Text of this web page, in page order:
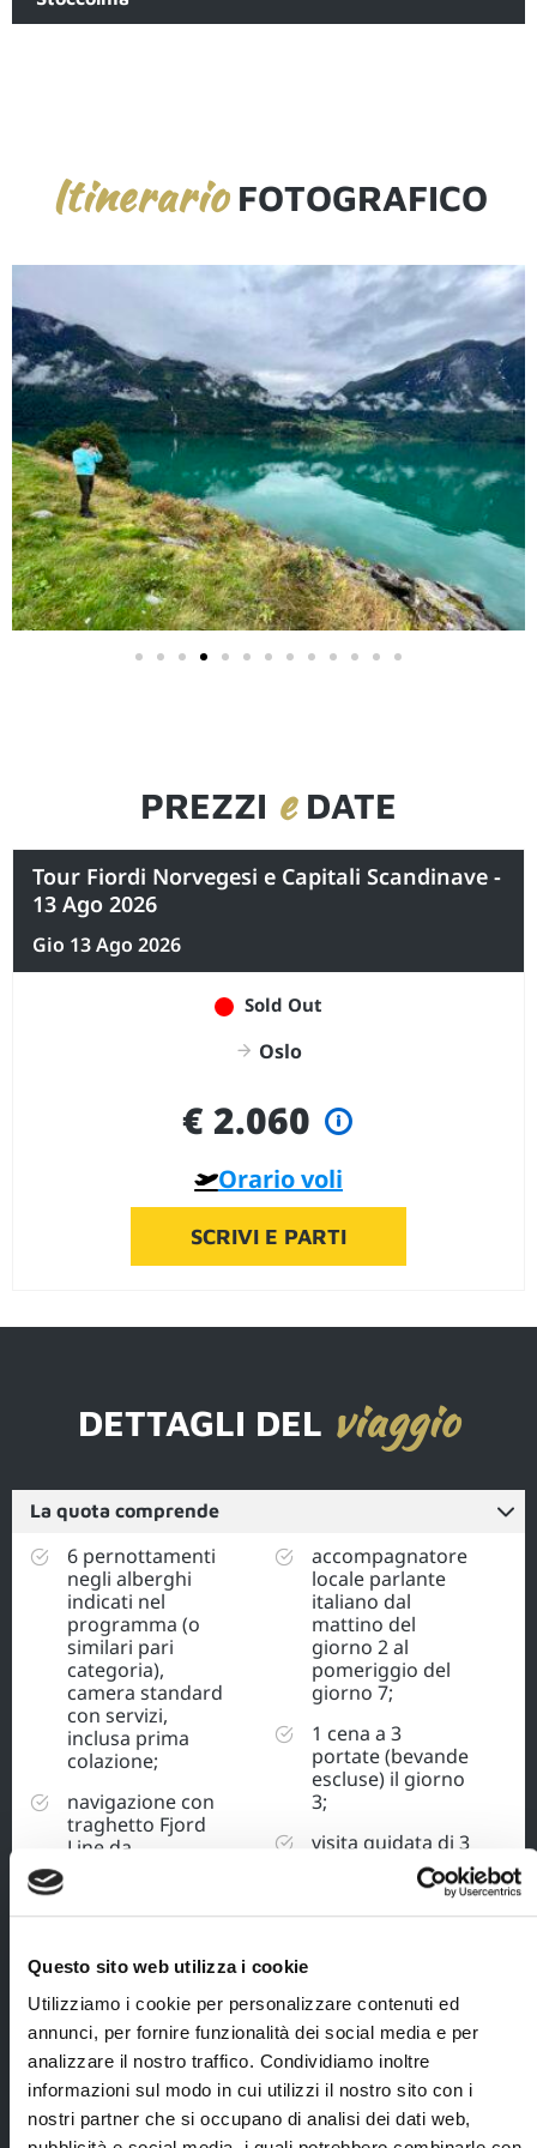
Questo sito web utilizza i cookie
Utilizziamo i cookie per personalizzare contenuti ed
annunci, per fornire funzionalità dei social media e per
analizzare il nostro traffico. Condividiamo inoltre
informazioni sul modo in cui utilizzi il nostro sito con i
nostri partner che si occupano di analisi dei dati web,
ItinerarioFOTOGRAFICO
PREZZI eDATE
Tour Fiordi Norvegesi e Capitali Scandinave -
13 Ago 2026
Gio 13 Ago 2026
Sold Out
Oslo
€ 2.060
Orario voli
SCRIVI E PARTI
DETTAGLI DEL viaggio
La quota comprende
6 pernottamenti
negli alberghi
indicati nel
programma (o
similari pari
categoria),
camera standard
con servizi,
inclusa prima
colazione;
navigazione con
traghetto Fjord
Line da
pernottamento a
interna con
inclusa cena
buffet e prima
colazione buffet;
trasferimenti con
bus-navetta
aeroporto -
accompagnatore
locale parlante
italiano dal
mattino del
giorno 2 al
pomeriggio del
giorno 7;
1 cena a 3
portate (bevande
escluse) il giorno
3;
visita guidata di 3
ore ad Oslo,
Stoccolma e
Copenhagen con
al museo della
nave polare
Fram;
minicrociera sul
Lysefjord da
Stavanger;